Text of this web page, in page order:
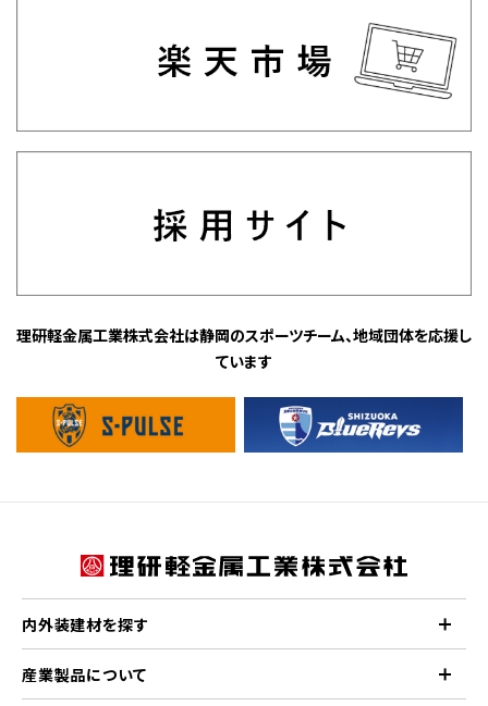
理研軽金属工業株式会社は静岡のスポーツチーム、地域団体を応援し
ています
内外装建材を探す
産業製品について